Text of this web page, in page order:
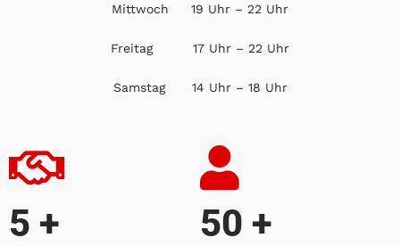
Mittwoch 19 Uhr – 22 Uhr
Freitag 17 Uhr – 22 Uhr
Samstag 14 Uhr – 18 Uhr
5 + 50 +